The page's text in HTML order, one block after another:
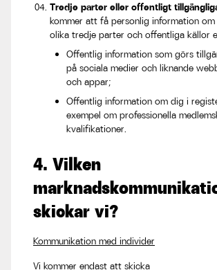
Tredje parter eller offentligt
kommer att få personlig information
olika tredje parter och offentliga källor
Offentlig information som görs
på sociala medier och liknande
och appar;
Offentlig information om dig i
exempel om professionella
kvalifikationer.
4. Vilken
skickar vi?
Kommunikation med individer
Vi kommer endast att skicka